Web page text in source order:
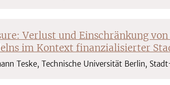
Verlust und Einschränkung von
im Kontext finanzialisierter
Teske, Technische Universität Berlin,